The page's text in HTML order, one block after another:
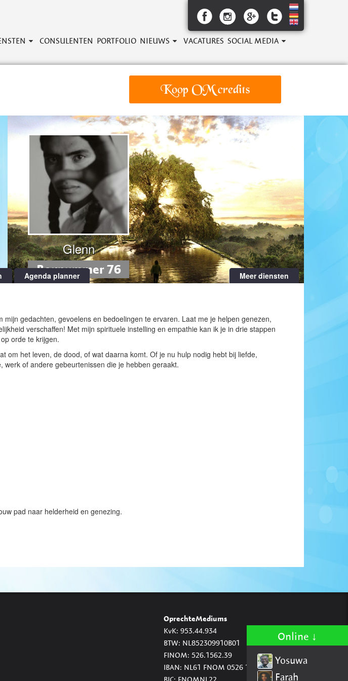
Online
Yosuwa
Farah
CONSULENTEN PORTFOLIO NIEUWS VACATURES SOCIAL MEDIA
Koop OM credits
Glenn
Boxnummer 76
Agenda planner Meer diensten
mijn gedachten, gevoelens en bedoelingen te ervaren. Laat me je helpen genezen,
verschaffen! Met mijn spirituele instelling en empathie kan ik je in drie stappen
orde te krijgen.
om het leven, de dood, of wat daarna komt. Of je nu hulp nodig hebt bij liefde,
werk of andere gebeurtenissen die je hebben geraakt.
pad naar helderheid en genezing.
OprechteMediums
KvK: 953.44.934
BTW: NL852309910B01
FINOM: 526.1562.39
IBAN: NL61 FNOM 0526 1562 39